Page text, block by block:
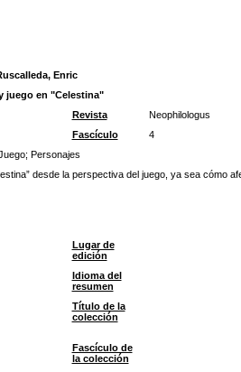
Enric
juego en "Celestina"
Revista
Neophilologus
Fascículo
4
; Personajes
desde la perspectiva del juego, ya sea cómo
Lugar de
edición
Idioma del
resumen
Título de la
colección
Fascículo de
la colección